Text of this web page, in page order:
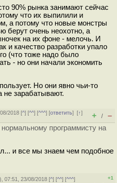
90% рынка занимают сейчас
что их выпилили и
а потому что новые монстры
берут очень неохотно, а
на их фоне - мелочь. И
и качество разработки упало
(что тоже надо было
- но они начали экономить
Но они явно чьи-то
не зарабатывают.
2018 [^] [^^] [^^^] [ответить][↑]
+ / –
программисту на
и все мы знаем чем подобное
), 07:51, 23/08/2018 [^] [^^] [^^^]
+1